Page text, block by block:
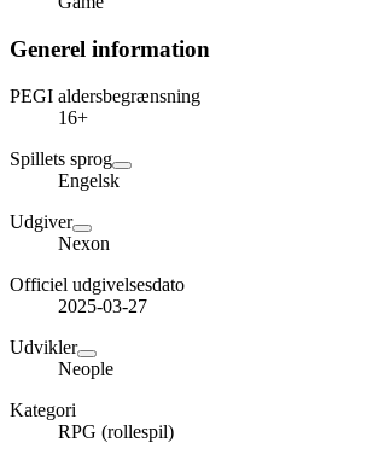
Generel information
PEGI aldersbegrænsning
16+
Spillets sprog
Engelsk
Udgiver
Nexon
Officiel udgivelsesdato
2025-03-27
Udvikler
Neople
Kategori
RPG (rollespil)